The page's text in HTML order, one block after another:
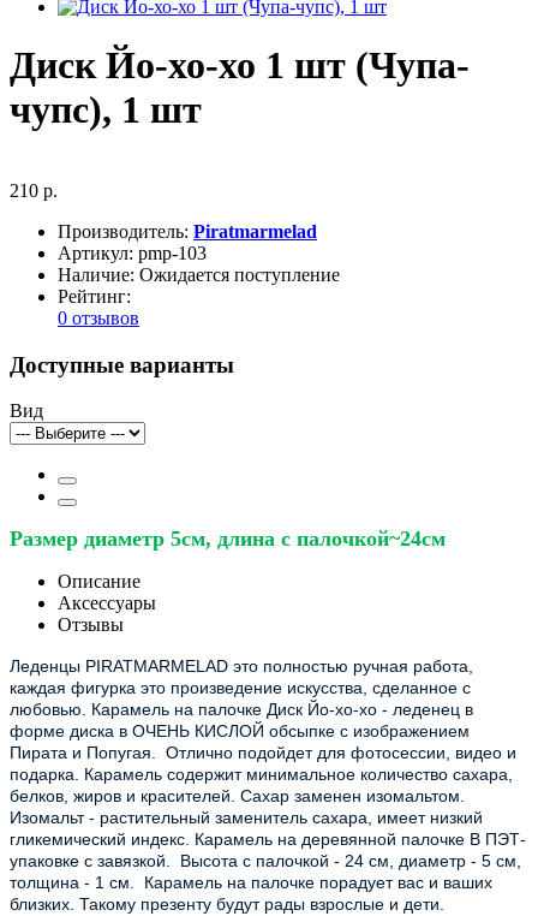
Диск Йо-хо-хо 1 шт (Чупа-
чупс), 1 шт
210 р.
Производитель: Piratmarmelad
Артикул: pmp-103
Наличие: Ожидается поступление
Рейтинг:
0 отзывов
Доступные варианты
Вид
Размер диаметр 5см, длина с палочкой~24см
Описание
Аксессуары
Отзывы
Леденцы PIRATMARMELAD это полностью ручная работа,
каждая фигурка это произведение искусства, сделанное с
любовью. Карамель на палочке Диск Йо-хо-хо - леденец в
форме диска в ОЧЕНЬ КИСЛОЙ обсыпке с изображением
Пирата и Попугая.  Отлично подойдет для фотосессии, видео и
подарка. Карамель содержит минимальное количество сахара,
белков, жиров и красителей. Сахар заменен изомальтом.
Изомальт - растительный заменитель сахара, имеет низкий
гликемический индекс. Карамель на деревянной палочке В ПЭТ-
упаковке с завязкой.  Высота с палочкой - 24 см, диаметр - 5 см,
толщина - 1 см.  Карамель на палочке порадует вас и ваших
близких. Такому презенту будут рады взрослые и дети.